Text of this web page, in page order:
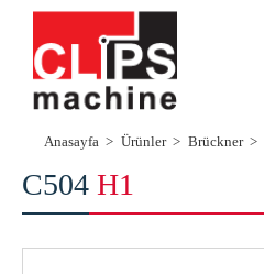
Anasayfa Ürünler Brückner
C504 H1